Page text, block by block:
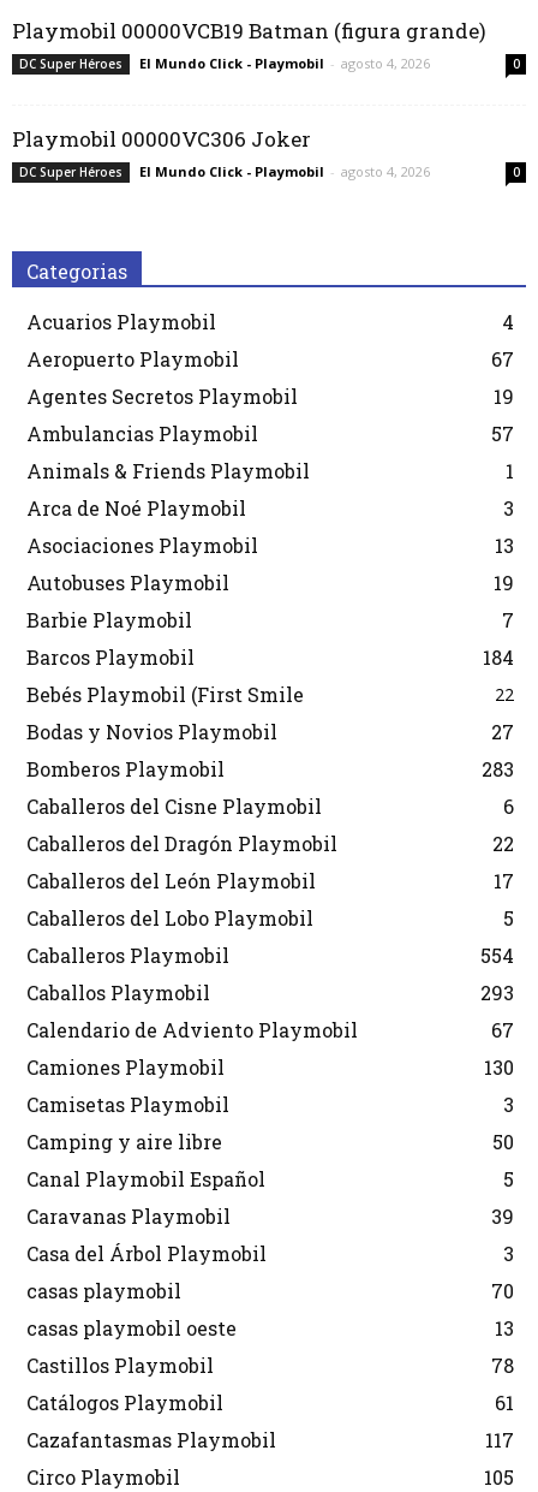
Playmobil 00000VCB19 Batman (figura grande)
DC Super Héroes El Mundo Click - Playmobil - agosto 4, 2026 0
Playmobil 00000VC306 Joker
DC Super Héroes El Mundo Click - Playmobil - agosto 4, 2026 0
Categorias
Acuarios Playmobil
4
Aeropuerto Playmobil
67
Agentes Secretos Playmobil
19
Ambulancias Playmobil
57
Animals & Friends Playmobil
1
Arca de Noé Playmobil
3
Asociaciones Playmobil
13
Autobuses Playmobil
19
Barbie Playmobil
7
Barcos Playmobil
184
Bebés Playmobil (First Smile
22
Bodas y Novios Playmobil
27
Bomberos Playmobil
283
Caballeros del Cisne Playmobil
6
Caballeros del Dragón Playmobil
22
Caballeros del León Playmobil
17
Caballeros del Lobo Playmobil
5
Caballeros Playmobil
554
Caballos Playmobil
293
Calendario de Adviento Playmobil
67
Camiones Playmobil
130
Camisetas Playmobil
3
Camping y aire libre
50
Canal Playmobil Español
5
Caravanas Playmobil
39
Casa del Árbol Playmobil
3
casas playmobil
70
casas playmobil oeste
13
Castillos Playmobil
78
Catálogos Playmobil
61
Cazafantasmas Playmobil
117
Circo Playmobil
105